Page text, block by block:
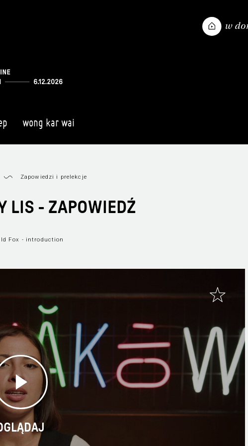
wong kar wai
Zapowiedzi i prelekcje
LIS - ZAPOWIEDŹ
Fox - introduction